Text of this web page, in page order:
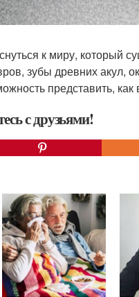
к миру, который
зубы древних
представить,
с друзьями!